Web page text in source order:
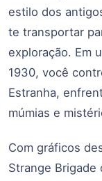
estilo dos
te transportar
exploração. Em
1930, você
Estranha,
múmias e
Com gráficos
Strange